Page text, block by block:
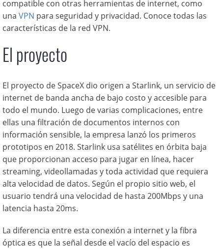
compatible con otras herramientas de internet, como
una VPN para seguridad y privacidad. Conoce todas las
características de la red VPN.
El proyecto
El proyecto de SpaceX dio origen a Starlink, un servicio de
internet de banda ancha de bajo costo y accesible para
todo el mundo. Luego de varias complicaciones, entre
ellas una filtración de documentos internos con
información sensible, la empresa lanzó los primeros
prototipos en 2018. Starlink usa satélites en órbita baja
que proporcionan acceso para jugar en línea, hacer
streaming, videollamadas y toda actividad que requiera
alta velocidad de datos. Según el propio sitio web, el
usuario tendrá una velocidad de hasta 200Mbps y una
latencia hasta 20ms.
La diferencia entre esta conexión a internet y la fibra
óptica es que la señal desde el vacío del espacio es